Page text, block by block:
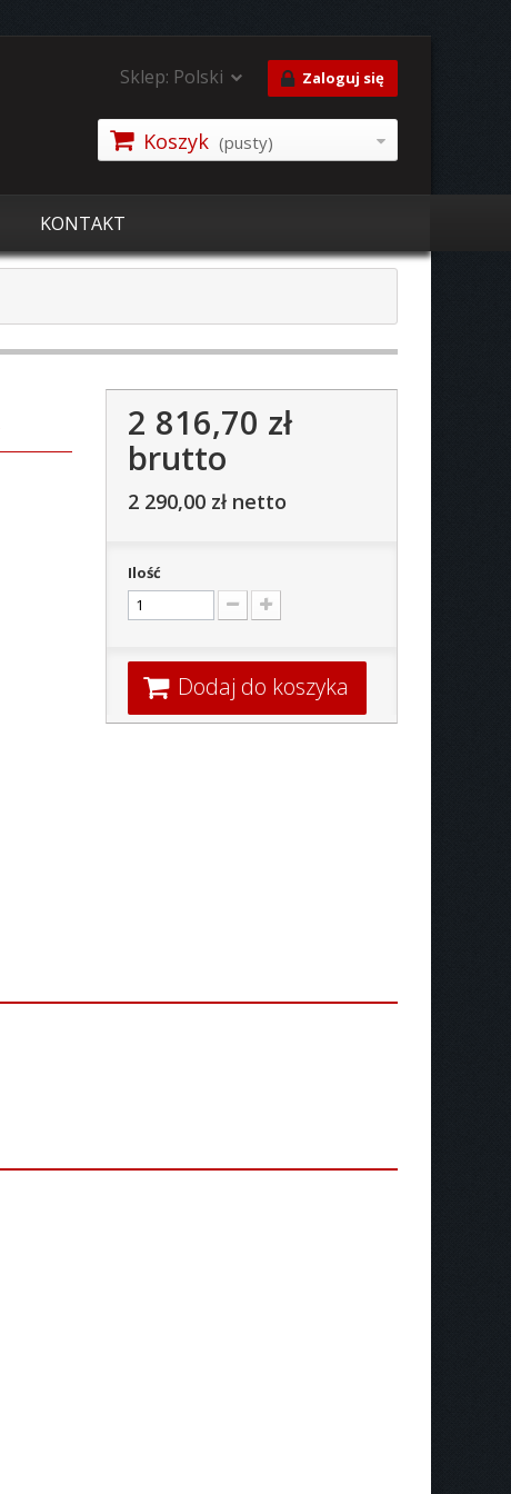
Zaloguj się
Sklep: Polski
Koszyk (pusty)
KONTAKT
2 816,70 zł
brutto
2 290,00 zł netto
Ilość
Dodaj do koszyka